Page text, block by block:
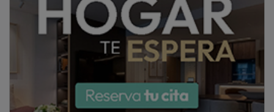
normativa vigente, sin alterar el volumen
arquitectónico original. Además, se establecerá una
conexión directa con el parque infantil colindante para
favorecer el juego y el aprendizaje al aire libre.
PUBLICIDAD